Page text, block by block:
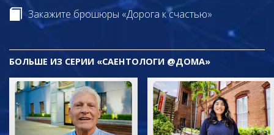
Закажите брошюры «Дорога к счастью»
БОЛЬШЕ ИЗ СЕРИИ «САЕНТОЛОГИ @ДОМА»